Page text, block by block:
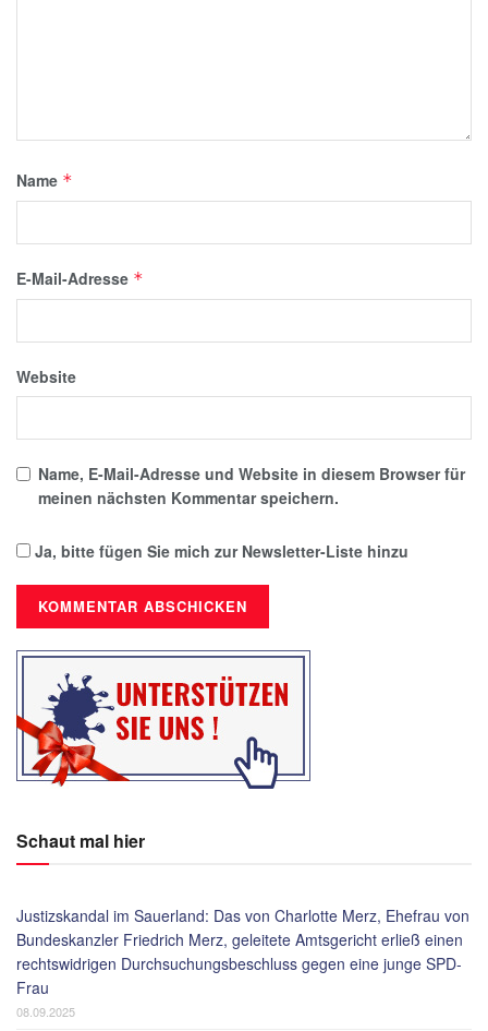
Name *
E-Mail-Adresse *
Website
Name, E-Mail-Adresse und Website in diesem Browser für
meinen nächsten Kommentar speichern.
Ja, bitte fügen Sie mich zur Newsletter-Liste hinzu
Schaut mal hier
Justizskandal im Sauerland: Das von Charlotte Merz, Ehefrau von
Bundeskanzler Friedrich Merz, geleitete Amtsgericht erließ einen
rechtswidrigen Durchsuchungsbeschluss gegen eine junge SPD-
Frau
08.09.2025